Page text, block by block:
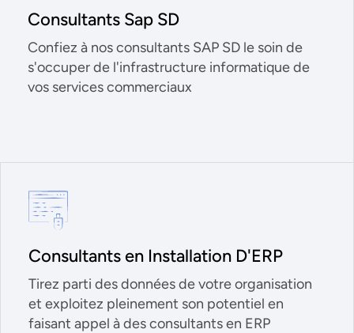
Consultants Sap SD
Confiez à nos consultants SAP SD le soin de
s'occuper de l'infrastructure informatique de
vos services commerciaux
Consultants en Installation D'ERP
Tirez parti des données de votre organisation
et exploitez pleinement son potentiel en
faisant appel à des consultants en ERP